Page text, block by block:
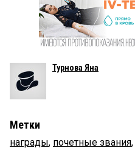
Турнова Яна
Метки
награды, почетные звания,